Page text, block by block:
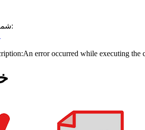
شما اینجا هستید:
error occurred while executing the